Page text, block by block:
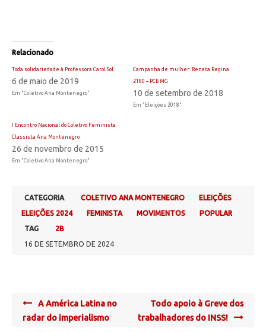
Relacionado
Toda solidariedade à Professora Carol Sol
6 de maio de 2019
Em "Coletivo Ana Montenegro"
Campanha de mulher: Renata Regina
2180 – PCB MG
10 de setembro de 2018
Em "Eleições 2018"
I Encontro Nacional do Coletivo Feminista
Classista Ana Montenegro
26 de novembro de 2015
Em "Coletivo Ana Montenegro"
CATEGORIA COLETIVO ANA MONTENEGRO
ELEIÇÕES
ELEIÇÕES 2024
FEMINISTA MOVIMENTOS
POPULAR
TAG
2B
16 DE SETEMBRO DE 2024
Post
navigation
A América Latina no
radar do imperialismo
Todo apoio à Greve dos
trabalhadores do INSS!